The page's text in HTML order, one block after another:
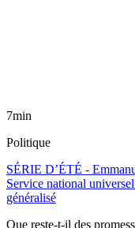
7min
Politique
SÉRIE D’ÉTÉ -
Service national
généralisé
Que reste-t-il des